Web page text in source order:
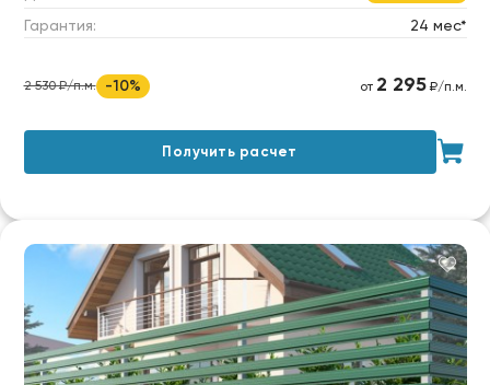
Гарантия: 24 мес*
2 530 ₽/п.м. -10% от 2 295₽/п.м.
Получить расчет